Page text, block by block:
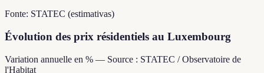
Fonte: STATEC (estimativas)
Évolution des prix résidentiels au Luxembourg
Variation annuelle en % — Source : STATEC / Observatoire de
l'Habitat